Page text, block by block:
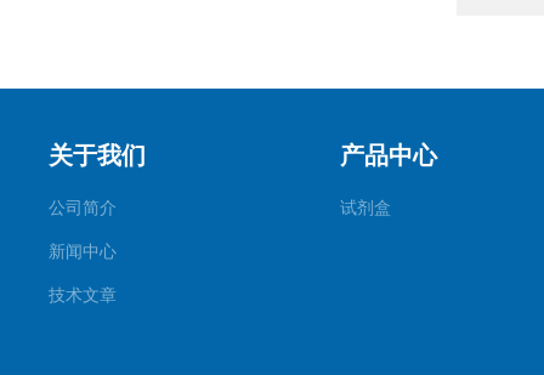
关于我们
公司简介
新闻中心
技术文章
产品中心
试剂盒